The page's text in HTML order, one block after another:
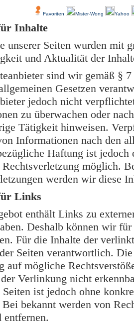
Favoriten Mister-Wong Yahoo
Inhalte
unserer Seiten wurden mit
und Aktualität der
sind wir gemäß §
Gesetzen
jedoch nicht
zu überwachen oder
Tätigkeit hinweisen.
Informationen nach den
Haftung ist
möglich.
werden wir diese
Links
enthält Links zu
Deshalb können wir
Für die Inhalte der
Seiten verantwortlich.
auf mögliche
Verlinkung nicht
ist jedoch ohne
Bei bekannt werden von
entfernen.